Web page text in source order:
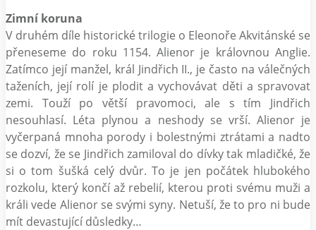
Zimní koruna
V druhém díle historické trilogie o Eleonoře Akvitánské se
přeneseme do roku 1154. Alienor je královnou Anglie.
Zatímco její manžel, král Jindřich II., je často na válečných
taženích, její rolí je plodit a vychovávat děti a spravovat
zemi. Touží po větší pravomoci, ale s tím Jindřich
nesouhlasí. Léta plynou a neshody se vrší. Alienor je
vyčerpaná mnoha porody i bolestnými ztrátami a nadto
se dozví, že se Jindřich zamiloval do dívky tak mladičké, že
si o tom šušká celý dvůr. To je jen počátek hlubokého
rozkolu, který končí až rebelií, kterou proti svému muži a
králi vede Alienor se svými syny. Netuší, že to pro ni bude
mít devastující důsledky…